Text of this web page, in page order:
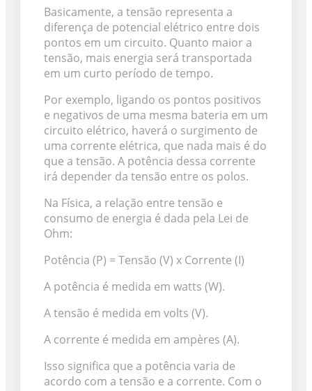
Basicamente, a tensão representa a
diferença de potencial elétrico entre dois
pontos em um circuito. Quanto maior a
tensão, mais energia será transportada
em um curto período de tempo.
Por exemplo, ligando os pontos positivos
e negativos de uma mesma bateria em um
circuito elétrico, haverá o surgimento de
uma corrente elétrica, que nada mais é do
que a tensão. A potência dessa corrente
irá depender da tensão entre os polos.
Na Física, a relação entre tensão e
consumo de energia é dada pela Lei de
Ohm:
Potência (P) = Tensão (V) x Corrente (I)
A potência é medida em watts (W).
A tensão é medida em volts (V).
A corrente é medida em ampères (A).
Isso significa que a potência varia de
acordo com a tensão e a corrente. Com o